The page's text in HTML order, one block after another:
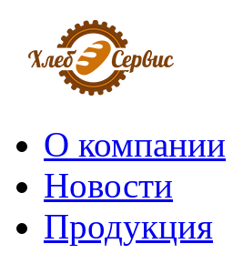
О компании
Новости
Продукция